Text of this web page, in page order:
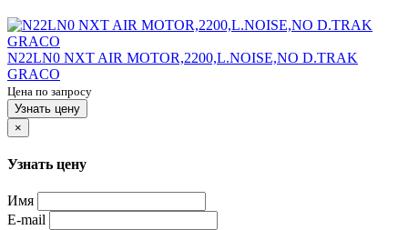
N22LN0 NXT AIR MOTOR,2200,L.NOISE,NO D.TRAK
GRACO
Цена по запросу
Узнать цену
×
Узнать цену
Имя
E-mail